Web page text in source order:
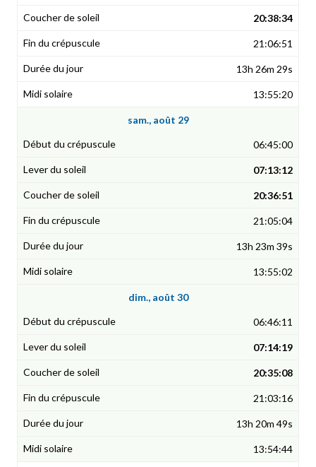
20:38:34
21:06:51
13h 26m 29s
13:55:20
sam., août 29
06:45:00
07:13:12
20:36:51
21:05:04
13h 23m 39s
13:55:02
dim., août 30
06:46:11
07:14:19
20:35:08
21:03:16
13h 20m 49s
13:54:44